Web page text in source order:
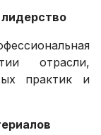
отрасли,
практик и